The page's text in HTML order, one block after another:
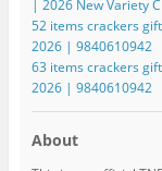
| 2026 New Variety
52 items crackers
2026 | 9840610942
63 items crackers
2026 | 9840610942
About